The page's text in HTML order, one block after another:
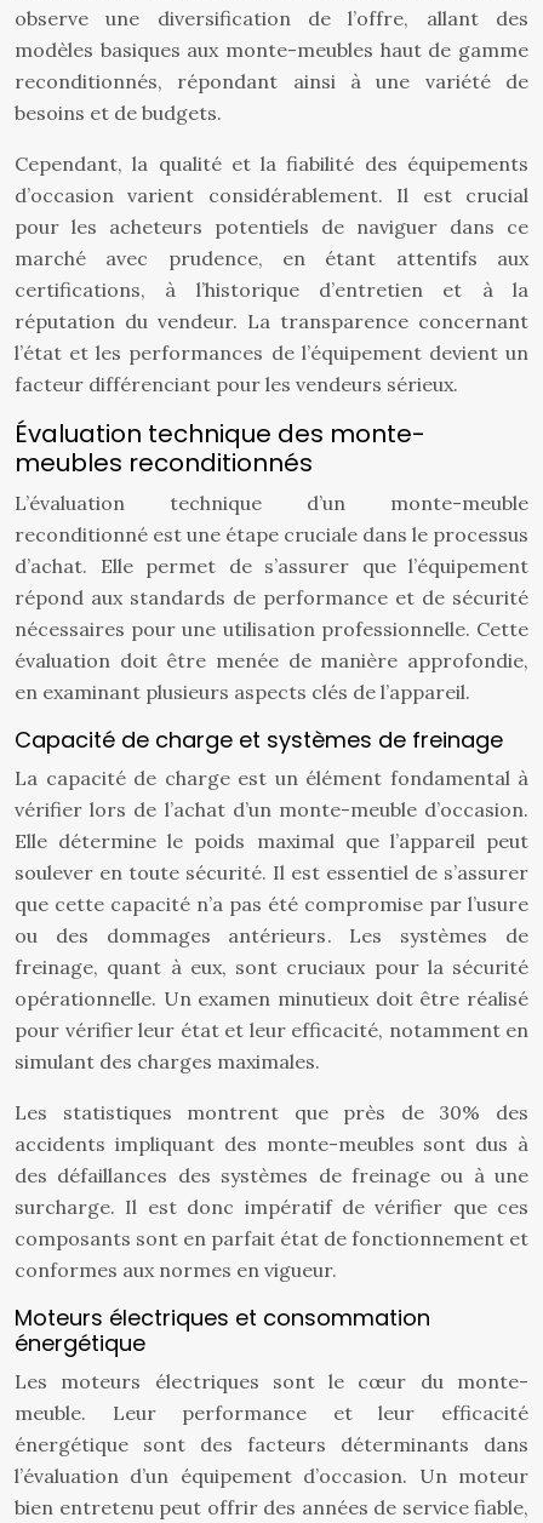
observe une diversification de l’offre, allant des
modèles basiques aux monte-meubles haut de gamme
reconditionnés, répondant ainsi à une variété de
besoins et de budgets.
Cependant, la qualité et la fiabilité des équipements
d’occasion varient considérablement. Il est crucial
pour les acheteurs potentiels de naviguer dans ce
marché avec prudence, en étant attentifs aux
certifications, à l’historique d’entretien et à la
réputation du vendeur. La transparence concernant
l’état et les performances de l’équipement devient un
facteur différenciant pour les vendeurs sérieux.
Évaluation technique des monte-
meubles reconditionnés
L’évaluation technique d’un monte-meuble
reconditionné est une étape cruciale dans le processus
d’achat. Elle permet de s’assurer que l’équipement
répond aux standards de performance et de sécurité
nécessaires pour une utilisation professionnelle. Cette
évaluation doit être menée de manière approfondie,
en examinant plusieurs aspects clés de l’appareil.
Capacité de charge et systèmes de freinage
La capacité de charge est un élément fondamental à
vérifier lors de l’achat d’un monte-meuble d’occasion.
Elle détermine le poids maximal que l’appareil peut
soulever en toute sécurité. Il est essentiel de s’assurer
que cette capacité n’a pas été compromise par l’usure
ou des dommages antérieurs. Les systèmes de
freinage, quant à eux, sont cruciaux pour la sécurité
opérationnelle. Un examen minutieux doit être réalisé
pour vérifier leur état et leur efficacité, notamment en
simulant des charges maximales.
Les statistiques montrent que près de 30% des
accidents impliquant des monte-meubles sont dus à
des défaillances des systèmes de freinage ou à une
surcharge. Il est donc impératif de vérifier que ces
composants sont en parfait état de fonctionnement et
conformes aux normes en vigueur.
Moteurs électriques et consommation
énergétique
Les moteurs électriques sont le cœur du monte-
meuble. Leur performance et leur efficacité
énergétique sont des facteurs déterminants dans
l’évaluation d’un équipement d’occasion. Un moteur
bien entretenu peut offrir des années de service fiable,